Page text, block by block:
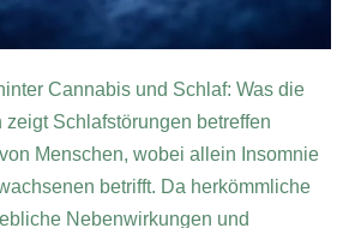
Cannabis und Schlaf: Was die
Schlafstörungen betreffen
Menschen, wobei allein Insomnie
betrifft. Da herkömmliche
Nebenwirkungen und